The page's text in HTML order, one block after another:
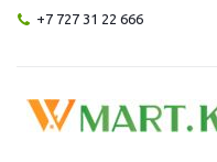
+7 727 31 22 666